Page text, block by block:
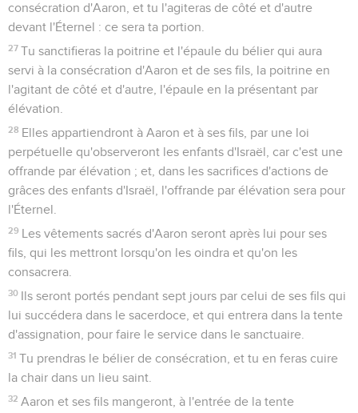
consécration d'Aaron, et tu l'agiteras de côté et d'autre
devant l'Éternel : ce sera ta portion.
27 Tu sanctifieras la poitrine et l'épaule du bélier qui aura
servi à la consécration d'Aaron et de ses fils, la poitrine en
l'agitant de côté et d'autre, l'épaule en la présentant par
élévation.
28 Elles appartiendront à Aaron et à ses fils, par une loi
perpétuelle qu'observeront les enfants d'Israël, car c'est une
offrande par élévation ; et, dans les sacrifices d'actions de
grâces des enfants d'Israël, l'offrande par élévation sera pour
l'Éternel.
29 Les vêtements sacrés d'Aaron seront après lui pour ses
fils, qui les mettront lorsqu'on les oindra et qu'on les
consacrera.
30 Ils seront portés pendant sept jours par celui de ses fils qui
lui succédera dans le sacerdoce, et qui entrera dans la tente
d'assignation, pour faire le service dans le sanctuaire.
31 Tu prendras le bélier de consécration, et tu en feras cuire
la chair dans un lieu saint.
32 Aaron et ses fils mangeront, à l'entrée de la tente